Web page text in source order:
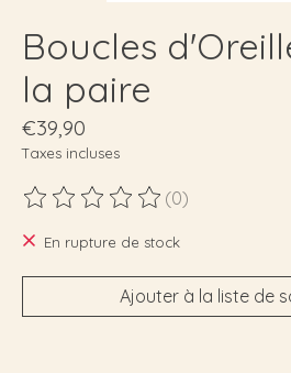
Boucles
la paire
€39,90
Taxes incluses
Ce produit est évalué à
(0)
En rupture de stock
Ajouter à la liste de